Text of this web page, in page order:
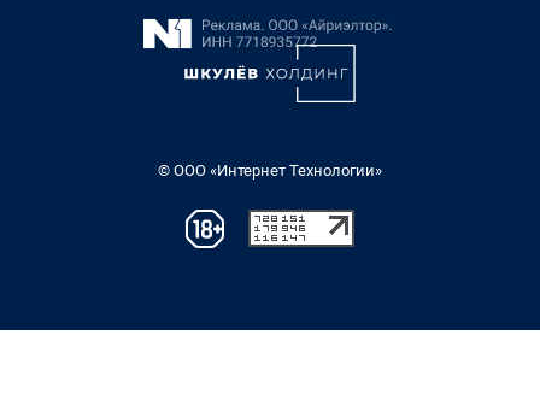
© ООО «Интернет Технологии»